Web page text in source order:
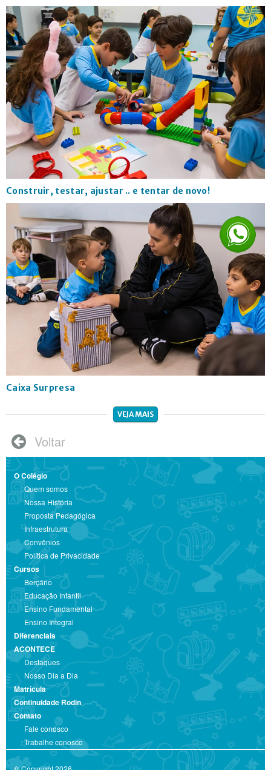
Construir, testar, ajustar .. e tentar de novo!
Caixa Surpresa
VEJA MAIS
 Voltar
O Colégio
Quem somos
Nossa História
Proposta Pedagógica
Infraestrutura
Convênios
Política de Privacidade
Cursos
Berçário
Educação Infantil
Ensino Fundamental
Ensino Integral
Diferenciais
ACONTECE
Destaques
Nosso Dia a Dia
Matrícula
Continuidade Rodin
Contato
Fale conosco
Trabalhe conosco